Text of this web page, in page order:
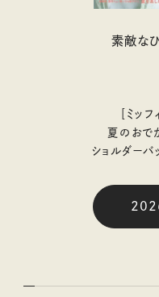
素敵な
［ミッ
夏のおで
ショルダーバ